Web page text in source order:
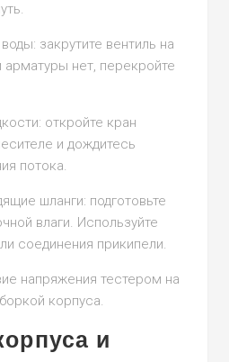
закрутите вентиль на
арматуры нет, перекройте
откройте кран
и дождитесь
потока.
шланги: подготовьте
влаги. Используйте
соединения прикипели.
напряжения тестером на
корпуса.
и